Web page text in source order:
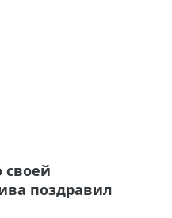
своей
поздравил